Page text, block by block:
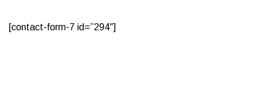
[contact-form-7 id=”294″]